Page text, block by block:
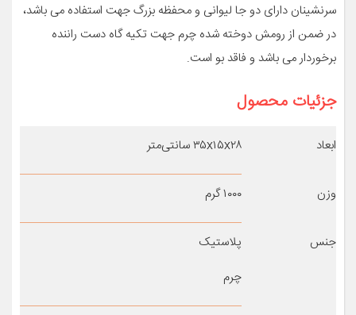
سرنشینان دارای دو جا لیوانی و محفظه بزرگ جهت استفاده می باشد،
در ضمن از رومش دوخته شده چرم جهت تکیه گاه دست راننده
برخوردار می باشد و فاقد بو است.
جزئیات محصول
ابعاد ۳۵x۱۵x۲۸ سانتی‌متر
وزن ۱۰۰۰ گرم
جنس
پلاستیک
چرم